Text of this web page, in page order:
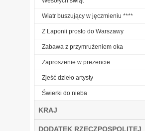
Wiatr buszujący w jęczmieniu ****
Z Laponii prosto do Warszawy
Zabawa z przymrużeniem oka
Zaproszenie w prezencie
Zjeść dzieło artysty
Świerki do nieba
KRAJ
DODATEK RZECZPOSPOLITEJ